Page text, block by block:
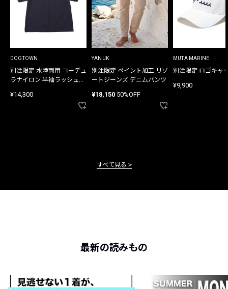
DOGTOWN
別注限定 水陸両用 コーデュ
ラナイロン 半袖ラッシュガ
¥14,300
YANUK
別注限定 ペイント加工 リゾ
ートジーンズ デニムパンツ
¥18,150 50%OFF
MUTA MARINE
別注限定 ロゴキャ
¥9,900
すべて見る
最新の読みもの